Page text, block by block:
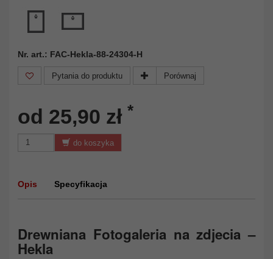
Nr. art.: FAC-Hekla-88-24304-H
Pytania do produktu Porównaj
od 25,90 zł *
do koszyka
Opis Specyfikacja
Drewniana Fotogaleria na zdjecia –
Hekla